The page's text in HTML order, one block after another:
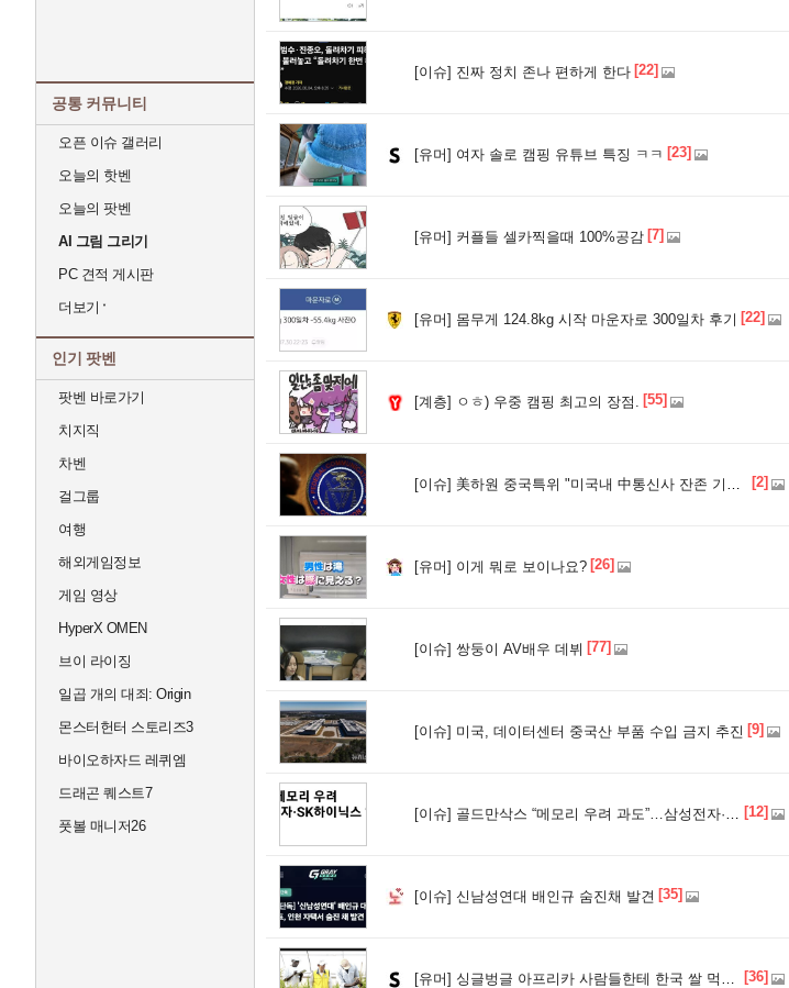
공통 커뮤니티
오픈 이슈 갤러리
오늘의 핫벤
오늘의 팟벤
AI 그림 그리기
PC 견적 게시판
더보기
인기 팟벤
팟벤 바로가기
치지직
차벤
걸그룹
여행
해외게임정보
게임 영상
HyperX OMEN
브이 라이징
일곱 개의 대죄: Origin
몬스터헌터 스토리즈3
바이오하자드 레퀴엠
드래곤 퀘스트7
풋볼 매니저26
[이슈] 진짜 정치 존나 편하게 한다 [22]
[유머] 여자 솔로 캠핑 유튜브 특징 ㅋㅋ [23]
[유머] 커플들 셀카찍을때 100%공감 [7]
[유머] 몸무게 124.8kg 시작 마운자로 300일차 후기 [22]
[계층] ㅇㅎ) 우중 캠핑 최고의 장점. [55]
[이슈] 美하원 중국특위 "미국내 中통신사 잔존 기반 제거해야" [2]
[유머] 이게 뭐로 보이나요? [26]
[이슈] 쌍둥이 AV배우 데뷔 [77]
[이슈] 미국, 데이터센터 중국산 부품 수입 금지 추진 [9]
[이슈] 골드만삭스 “메모리 우려 과도”…삼성전자·SK하이닉스 ‘매수’ 재확인 [12]
[이슈] 신남성연대 배인규 숨진채 발견 [35]
[유머] 싱글벙글 아프리카 사람들한테 한국 쌀 먹이기 [36]